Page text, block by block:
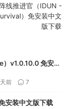
线推进官（IDUN -
）免安装中文
版下载
v1.0.10.0 免安装
前 7
安装中文版下载